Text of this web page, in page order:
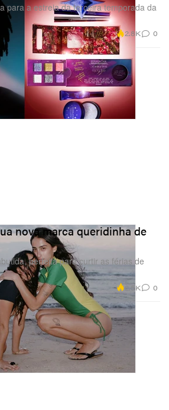
para a estreia da terceira temporada da
2.8K 0
nova marca queridinha de
perfeita para curtir as férias de
2.5K 0